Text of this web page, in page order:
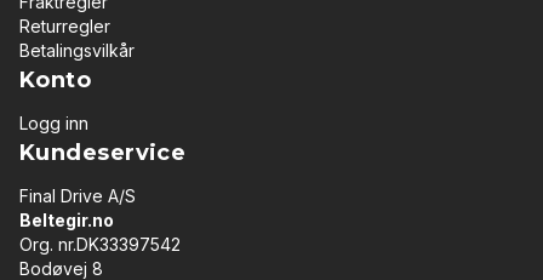
Returregler
Betalingsvilkår
Konto
Logg inn
Kundeservice
Final Drive A/S
Beltegir.no
Org. nr.DK33397542
Bodøvej 8